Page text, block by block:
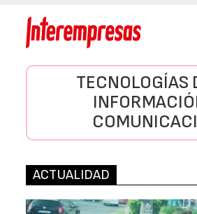
TECNOLOGÍAS
ACTUALIDAD